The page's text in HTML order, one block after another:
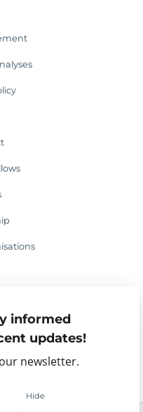
informed
updates!
newsletter.
Hide